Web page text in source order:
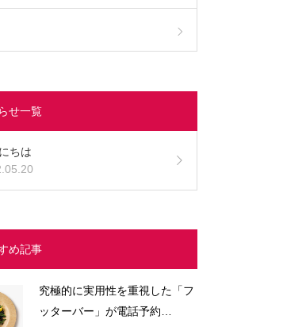
せ一覧
ちは
め記事
究極的に実用性を重視した「フ
ッターバー」が電話予約…